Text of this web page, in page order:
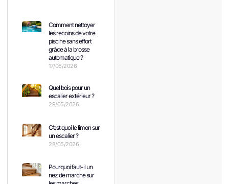
Comment nettoyer
les recoins de votre
piscine sans effort
grâce à la brosse
automatique ?
17/06/2026
Quel bois pour un
escalier extérieur ?
29/05/2026
C’est quoi le limon sur
un escalier ?
28/05/2026
Pourquoi faut-il un
nez de marche sur